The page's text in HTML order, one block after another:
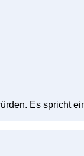
Es spricht